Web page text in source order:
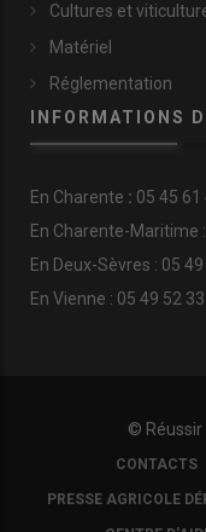
Cultures et
Matériel
Réglementation
INFORMATIONS
En Charente : 05 45 61
En Charente-Maritime
En Deux-Sèvres : 05
En Vienne : 05 49 52
© Réussir
COPYRIGHTCONTACTS
PRESSE AGRICOLE